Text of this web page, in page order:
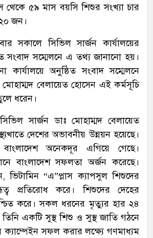
৫৯ মাস বয়সি শিশুর সংখ্যা চার
জন।
সকালে সিভিল সার্জন কার্যালয়ের
সম্মেলনে এ তথ্য জানানো হয়।
কার্যালয়ে অনুষ্ঠিত সংবাদ সম্মেলনে
মোহাম্মদ বেলায়েত হোসেন এই কর্মসূচি
ধরেন।
সার্জন ডাঃ মোহাম্মদ বেলায়েত
দেশের অভাবনীয় উন্নয়ন হয়েছে।
বাংলাদেশ অনেকদূর এগিয়ে গেছে।
বাংলাদেশ সফলতা অর্জন করেছে।
“এ”প্লাস ক্যাপসুল শিশুদের
প্রতিরোধ করে। শিশুদের দেহের
করে। সকল ধরনের মৃত্যুর হার ২৪
তিনি একটি সুস্থ শিশু ও সুস্থ জাতি গঠনে
ক্যাম্পেইন সফল করার লক্ষ্যে গণমাধ্যম